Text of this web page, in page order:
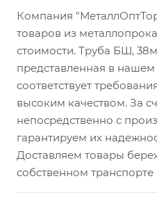
Компания
товаров из
стоимости. Труба БШ,
представленная в нашем
соответствует
высоким качеством. За
непосредственно с
гарантируем их
Доставляем товары
собственном